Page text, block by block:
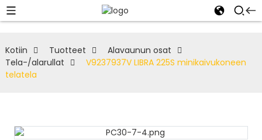
Kotiin Tuotteet
Alavaunun osat
Tela-/alarullat
V9237937V LIBRA 225S minikaivukoneen
telatela